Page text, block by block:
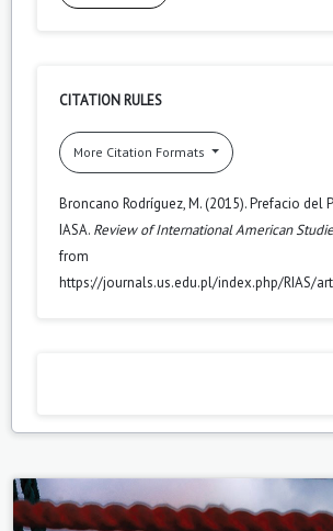
CITATION RULES
More Citation Formats
Broncano Rodríguez, M. (2015). Prefacio del
IASA. Review of International American
from
https://journals.us.edu.pl/index.php/RIAS/